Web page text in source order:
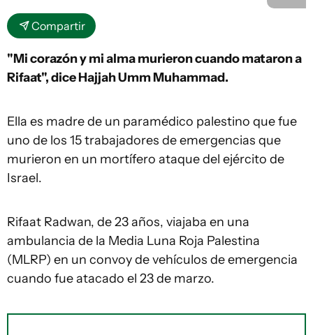
Compartir
"Mi corazón y mi alma murieron cuando mataron a
Rifaat", dice Hajjah Umm Muhammad.
Ella es madre de un paramédico palestino que fue
uno de los 15 trabajadores de emergencias que
murieron en un mortífero ataque del ejército de
Israel.
Rifaat Radwan, de 23 años, viajaba en una
ambulancia de la Media Luna Roja Palestina
(MLRP) en un convoy de vehículos de emergencia
cuando fue atacado el 23 de marzo.